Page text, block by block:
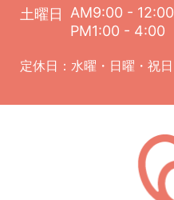
土曜日
AM9:00 - 12:00
PM1:00 - 4:00
定休日：水曜・日曜・祝日